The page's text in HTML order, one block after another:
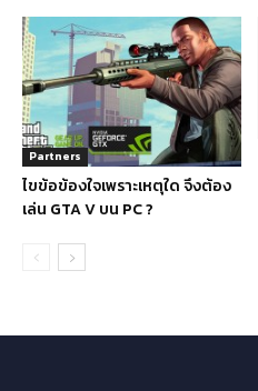
Partners
ไขข้อข้องใจเพราะเหตุใด จึงต้อง
เล่น GTA V บน PC ?